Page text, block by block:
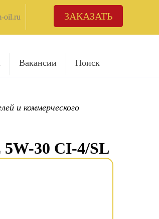
oil.ru ЗАКАЗАТЬ
Вакансии Поиск
и коммерческого
30 CI-4/SL